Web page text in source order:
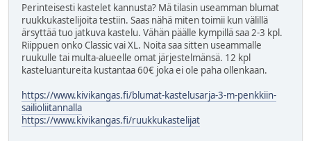
Perinteisesti kastelet kannusta? Mä tilasin useamman blumat
ruukkukastelijoita testiin. Saas nähä miten toimii kun välillä
ärsyttää tuo jatkuva kastelu. Vähän päälle kympillä saa 2-3 kpl.
Riippuen onko Classic vai XL. Noita saa sitten useammalle
ruukulle tai multa-alueelle omat järjestelmänsä. 12 kpl
kasteluantureita kustantaa 60€ joka ei ole paha ollenkaan.
https://www.kivikangas.fi/blumat-kastelusarja-3-m-penkkiin-
sailioliitannalla
https://www.kivikangas.fi/ruukkukastelijat